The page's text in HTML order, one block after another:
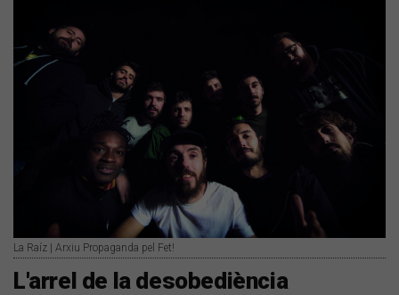
La Raíz | Arxiu Propaganda pel Fet!
L'arrel de la desobediència